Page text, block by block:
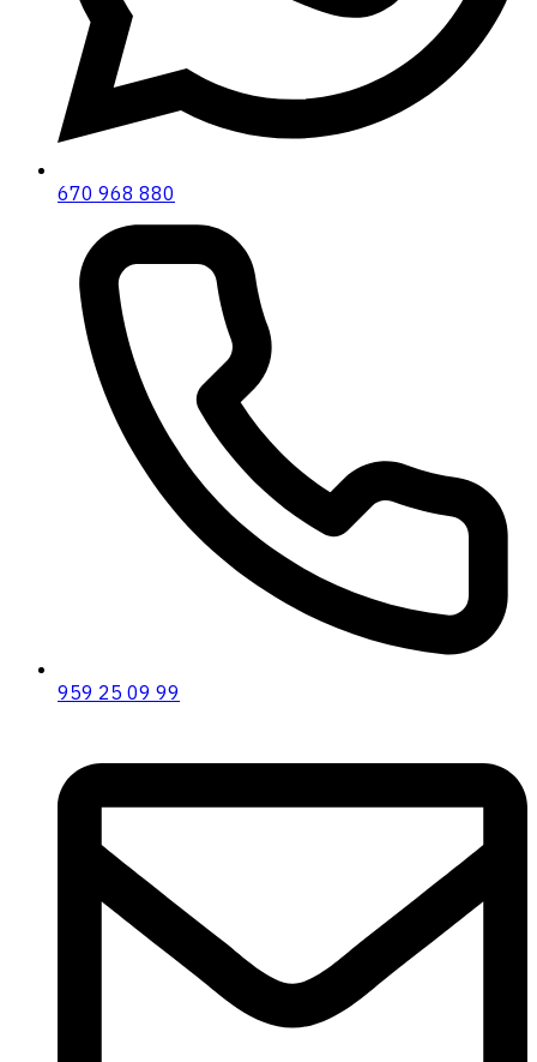
670 968 880
959 25 09 99